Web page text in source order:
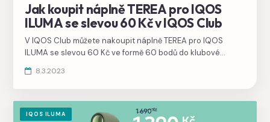
Jak koupit náplně TEREA pro IQOS
ILUMA se slevou 60 Kč v IQOS Club
V IQOS Club můžete nakoupit náplně TEREA pro IQOS
ILUMA se slevou 60 Kč ve formě 60 bodů do klubové
libovolného dalšího zboží.
8.3.2023
IQOS ILUMA